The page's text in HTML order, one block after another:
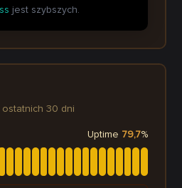
jest szybszych.
ostatnich 30 dni
Uptime 79,7%